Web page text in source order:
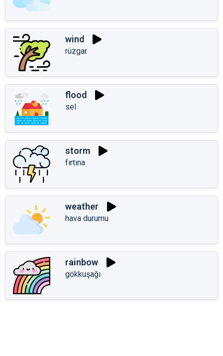
wind
rüzgar
flood
sel
storm
fırtına
weather
hava durumu
rainbow
gökkuşağı